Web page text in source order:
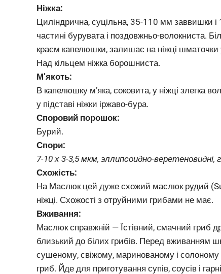
Ніжка:
Циліндрична, суцільна, 35-110 мм заввишки
частині бурувата і поздовжньо-волокниста.
краєм капелюшки, залишає на ніжці шматочки
Над кільцем ніжка борошниста.
М’якоть:
В капелюшку м’яка, соковита, у ніжці злегка
у підставі ніжки іржаво-бура.
Споровий порошок:
Бурий.
Спори:
7-10 х 3-3,5 мкм, эллипсоидно-веретеновидні,
Схожість:
На Маслюк цей дуже схожий маслюк рудий
ніжці. Схожості з отруйними грибами не має.
Вживання:
Маслюк справжній — Їстівний, смачний гриб
близький до білих грибів. Перед вживанням
сушеному, свіжому, маринованому і
гриб. Йде для приготування супів, соусів і